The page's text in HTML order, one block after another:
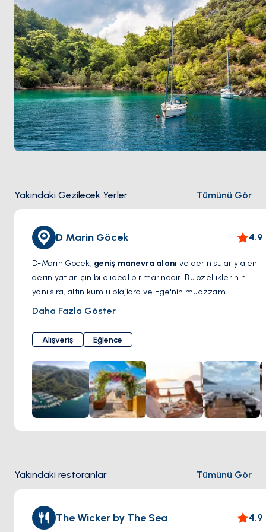
Yakındaki Gezilecek Yerler Tümünü Gör
D Marin Göcek 4.9
D-Marin Göcek, geniş manevra alanı ve derin sularıyla en
derin yatlar için bile ideal bir marinadır. Bu özelliklerinin
yanı sıra, altın kumlu plajlara ve Ege'nin muazzam
güzellikteki yüzlerce adasına kolay ulaşım imkanıyla da öne
Teknenizle ilgili ihtiyaç duyduğunuz
genel hizmetlerekolayca ulaşabilirsiniz.
kapasitesinesahip marinada, teknelere su, elektrik,
telefon, kablosuz internet bağlantısı ve kablolu TV
hizmetleri sunulmaktadır.
24 saat güvenlik hizmetiverilen marinada, lüks ve
hijyenik duş ve tuvaletler, çamaşır yıkama servisi, restoran,
kafe-bar, süpermarket, charter, yat satışı, seyahat
mevcuttur.
Daha Fazla Göster
Alışveriş Eğlence
Yakındaki restoranlar Tümünü Gör
The Wicker by The Sea 4.9